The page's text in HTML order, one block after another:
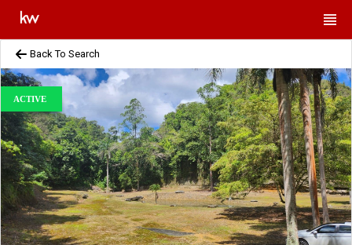
Back To Search
ACTIVE